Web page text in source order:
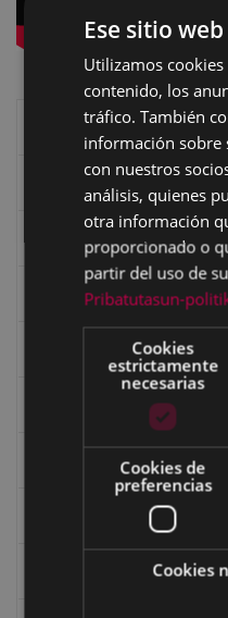
Libros de Eibar
Goi Argi
Guía cultural
Revista "Gure Herria"
Documentos y artículos
Ese sitio
Utilizamos
contenido, los
tráfico. También
información sobre
con nuestros
análisis, quienes
otra información
proporcionado o
partir del uso de
Pribatutasun-
Cookies
estrictamente
necesarias
Cookies de
preferencias
Cookies